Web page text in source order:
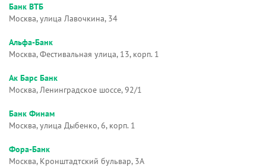
Банк ВТБ
Москва, улица Лавочкина, 34
Альфа-Банк
Москва, Фестивальная улица, 13, корп. 1
Ак Барс Банк
Москва, Ленинградское шоссе, 92/1
Банк Финам
Москва, улица Дыбенко, 6, корп. 1
Фора-Банк
Москва, Кронштадтский бульвар, 3А